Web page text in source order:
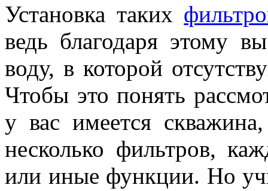
Установка таких
ведь благодаря этому
воду, в которой
Чтобы это понять
у вас имеется
несколько фильтров,
или иные функции. Но